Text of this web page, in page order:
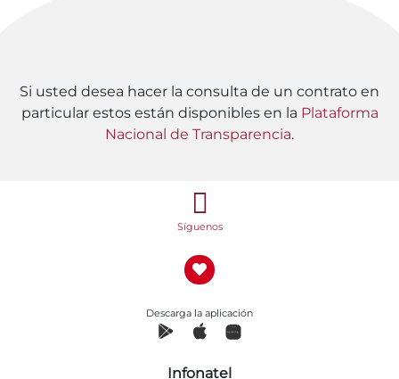
Si usted desea hacer la consulta de un contrato en
particular estos están disponibles en la Plataforma
Nacional de Transparencia.
Síguenos
Descarga la aplicación
Infonatel